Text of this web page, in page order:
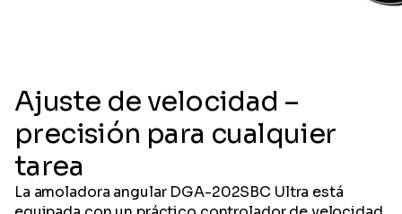
Ajuste de velocidad –
precisión para cualquier
tarea
La amoladora angular DGA-202SBC Ultra está